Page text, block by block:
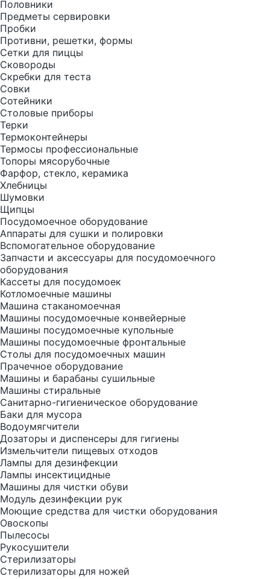
Половники
Предметы сервировки
Пробки
Противни, решетки, формы
Сетки для пиццы
Сковороды
Скребки для теста
Совки
Сотейники
Столовые приборы
Терки
Термоконтейнеры
Термосы профессиональные
Топоры мясорубочные
Фарфор, стекло, керамика
Хлебницы
Шумовки
Щипцы
Посудомоечное оборудование
Аппараты для сушки и полировки
Вспомогательное оборудование
Запчасти и аксессуары для посудомоечного
оборудования
Кассеты для посудомоек
Котломоечные машины
Машина стаканомоечная
Машины посудомоечные конвейерные
Машины посудомоечные купольные
Машины посудомоечные фронтальные
Столы для посудомоечных машин
Прачечное оборудование
Машины и барабаны сушильные
Машины стиральные
Санитарно-гигиеническое оборудование
Баки для мусора
Водоумягчители
Дозаторы и диспенсеры для гигиены
Измельчители пищевых отходов
Лампы для дезинфекции
Лампы инсектицидные
Машины для чистки обуви
Модуль дезинфекции рук
Моющие средства для чистки оборудования
Овоскопы
Пылесосы
Рукосушители
Стерилизаторы
Стерилизаторы для ножей